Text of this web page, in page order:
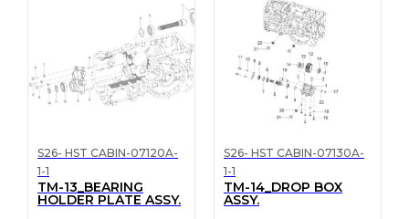
S26- HST CABIN-07120A-
1-1
TM-13_BEARING
HOLDER PLATE ASSY.
S26- HST CABIN-07130A-
1-1
TM-14_DROP BOX
ASSY.